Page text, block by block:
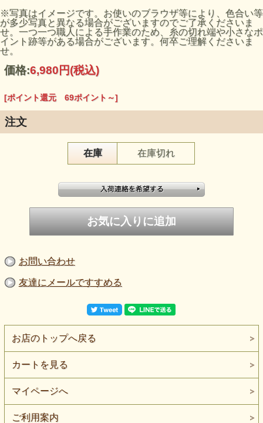
※写真はイメージです。お使いのブラウザ等により、色合い等
が多少写真と異なる場合がございますのでご了承くださいま
せ。一つ一つ職人による手作業のため、糸の切れ端や小さなポ
イント跡等がある場合がございます。何卒ご理解くださいま
せ。
価格:6,980円(税込)
[ポイント還元 69ポイント～]
注文
在庫 在庫切れ
お問い合わせ
友達にメールですすめる
お店のトップへ戻る
カートを見る
マイページへ
ご利用案内